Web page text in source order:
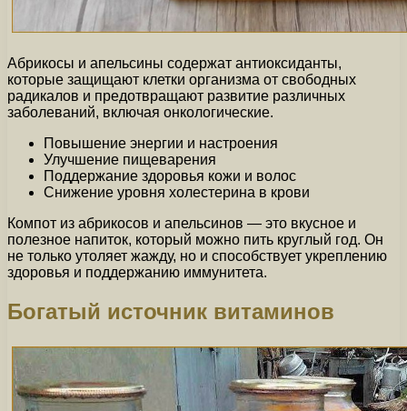
Абрикосы и апельсины содержат антиоксиданты,
которые защищают клетки организма от свободных
радикалов и предотвращают развитие различных
заболеваний, включая онкологические.
Повышение энергии и настроения
Улучшение пищеварения
Поддержание здоровья кожи и волос
Снижение уровня холестерина в крови
Компот из абрикосов и апельсинов — это вкусное и
полезное напиток, который можно пить круглый год. Он
не только утоляет жажду, но и способствует укреплению
здоровья и поддержанию иммунитета.
Богатый источник витаминов